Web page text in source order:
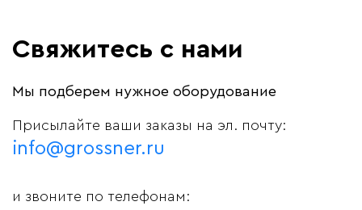
Свяжитесь с нами
Мы подберем нужное оборудование
Присылайте ваши заказы на эл. почту:
info@grossner.ru
и звоните по телефонам: